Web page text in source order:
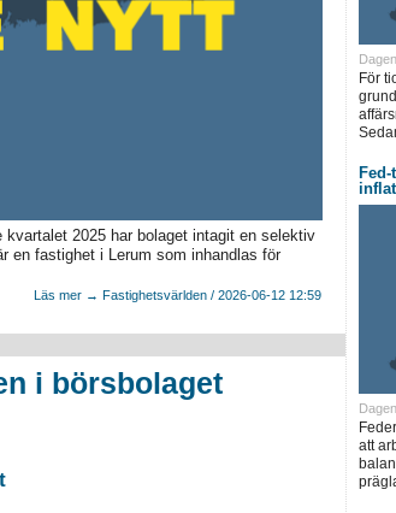
2025 har bolaget intagit en selektiv
en fastighet i Lerum som inhandlas för
Läs mer → Fastighetsvärlden / 2026-06-12 12:59
i börsbolaget
För
att